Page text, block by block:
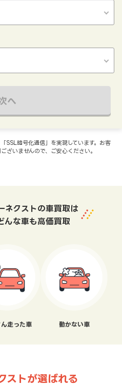
へ
SSL暗号化通信」を実現しています。お客
ざいませんので、ご安心ください。
ネクストの車買取は
んな車も高価買取
ん走った車 動かない車
ストが選ばれる